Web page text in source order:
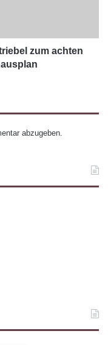
zum achten
abzugeben.